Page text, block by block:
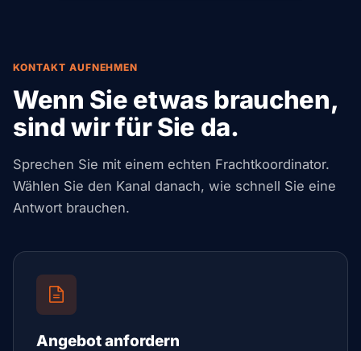
KONTAKT AUFNEHMEN
Wenn Sie etwas brauchen,
sind wir für Sie da.
Sprechen Sie mit einem echten Frachtkoordinator.
Wählen Sie den Kanal danach, wie schnell Sie eine
Antwort brauchen.
Angebot anfordern